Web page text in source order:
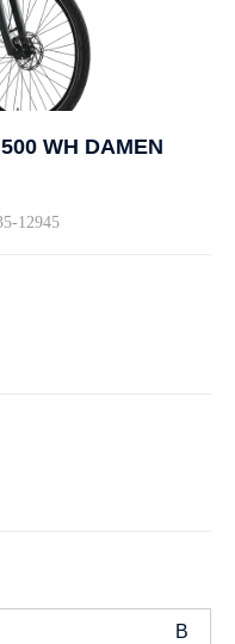
WH DAMEN
12945